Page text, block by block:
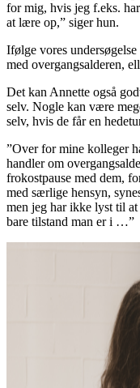
for mig, hvis jeg f.eks.
at lære op,” siger hun.
Ifølge vores
med overgangsalderen,
Det kan Annette også
selv. Nogle kan være
selv, hvis de får en
”Over for mine kolleger
handler om
frokostpause med dem,
med særlige hensyn,
men jeg har ikke lyst til
bare tilstand man er i …”